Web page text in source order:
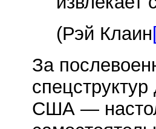
(Рэй Клаин
За
США —